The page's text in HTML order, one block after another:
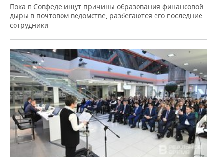
Пока в Совфеде ищут причины образования финансовой
дыры в почтовом ведомстве, разбегаются его последние
сотрудники